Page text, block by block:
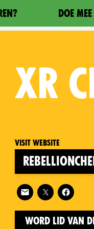
DOE MEE
XR
Visit website
Follow XR
Word lid van